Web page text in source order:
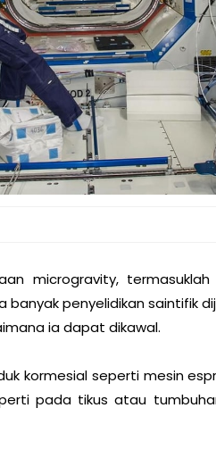
microgravity,
penyelidikan saintifik
ia dapat dikawal.
kormesial seperti mesin
pada tikus atau